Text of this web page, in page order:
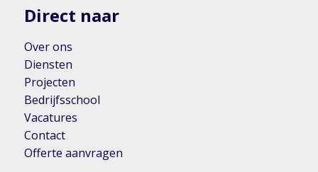
Direct naar
Over ons
Diensten
Projecten
Bedrijfsschool
Vacatures
Contact
Offerte aanvragen